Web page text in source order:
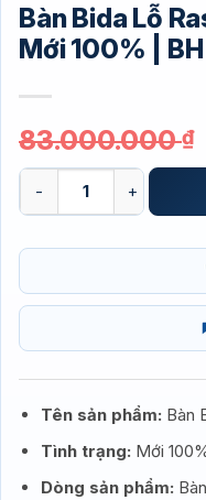
Bàn Bida Lỗ
Mới 100% |
83.000.000₫
Bàn Bida Lỗ Rasson
Tên sản phẩm: Bàn
Tình trạng: Mới
Dòng sản phẩm: